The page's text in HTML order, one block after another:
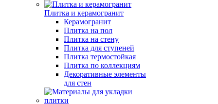
Плитка и керамогранит
Керамогранит
Плитка на пол
Плитка на стену
Плитка для ступеней
Плитка термостойкая
Плитка по коллекциям
Декоративные элементы
для стен